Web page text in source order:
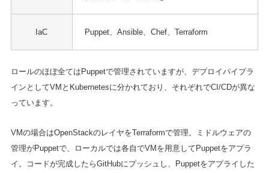
IaC Puppet、Ansible、Chef、Terraform
ロールのほぼ全てはPuppetで管理されていますが、デプロイパイプラ
インとしてVMとKubernetesに分かれており、それぞれでCI/CDが異な
っています。
VMの場合はOpenStackのレイヤをTerraformで管理。ミドルウェアの
管理がPuppetで、ローカルでは各自でVMを用意してPuppetをアプラ
イ。コードが完成したらGitHubにプッシュし、Puppetをアプライした